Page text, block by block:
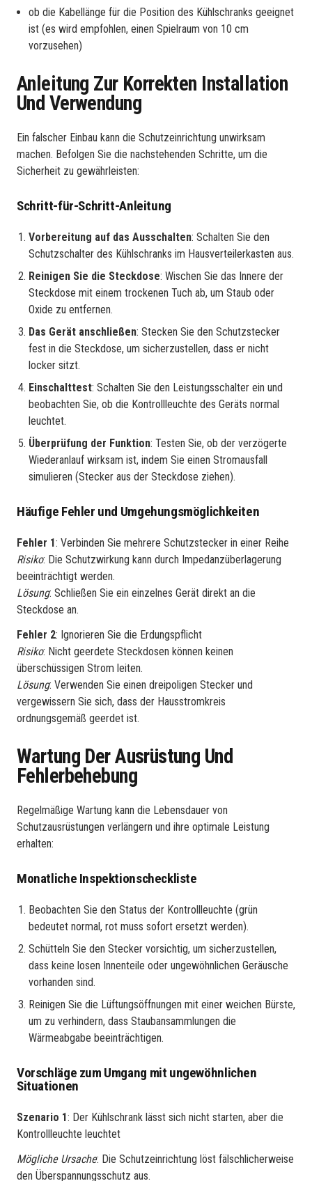
ob die Kabellänge für die Position des Kühlschranks geeignet
ist (es wird empfohlen, einen Spielraum von 10 cm
vorzusehen)
Anleitung Zur Korrekten Installation
Und Verwendung
Ein falscher Einbau kann die Schutzeinrichtung unwirksam
machen. Befolgen Sie die nachstehenden Schritte, um die
Sicherheit zu gewährleisten:
Schritt-für-Schritt-Anleitung
Vorbereitung auf das Ausschalten: Schalten Sie den
Schutzschalter des Kühlschranks im Hausverteilerkasten aus.
Reinigen Sie die Steckdose: Wischen Sie das Innere der
Steckdose mit einem trockenen Tuch ab, um Staub oder
Oxide zu entfernen.
Das Gerät anschließen: Stecken Sie den Schutzstecker
fest in die Steckdose, um sicherzustellen, dass er nicht
locker sitzt.
Einschalttest: Schalten Sie den Leistungsschalter ein und
beobachten Sie, ob die Kontrollleuchte des Geräts normal
leuchtet.
Überprüfung der Funktion: Testen Sie, ob der verzögerte
Wiederanlauf wirksam ist, indem Sie einen Stromausfall
simulieren (Stecker aus der Steckdose ziehen).
Häufige Fehler und Umgehungsmöglichkeiten
Fehler 1: Verbinden Sie mehrere Schutzstecker in einer Reihe
Risiko: Die Schutzwirkung kann durch Impedanzüberlagerung
beeinträchtigt werden.
Lösung: Schließen Sie ein einzelnes Gerät direkt an die
Steckdose an.
Fehler 2: Ignorieren Sie die Erdungspflicht
Risiko: Nicht geerdete Steckdosen können keinen
überschüssigen Strom leiten.
Lösung: Verwenden Sie einen dreipoligen Stecker und
vergewissern Sie sich, dass der Hausstromkreis
ordnungsgemäß geerdet ist.
Wartung Der Ausrüstung Und
Fehlerbehebung
Regelmäßige Wartung kann die Lebensdauer von
Schutzausrüstungen verlängern und ihre optimale Leistung
erhalten:
Monatliche Inspektionscheckliste
Beobachten Sie den Status der Kontrollleuchte (grün
bedeutet normal, rot muss sofort ersetzt werden).
Schütteln Sie den Stecker vorsichtig, um sicherzustellen,
dass keine losen Innenteile oder ungewöhnlichen Geräusche
vorhanden sind.
Reinigen Sie die Lüftungsöffnungen mit einer weichen Bürste,
um zu verhindern, dass Staubansammlungen die
Wärmeabgabe beeinträchtigen.
Vorschläge zum Umgang mit ungewöhnlichen
Situationen
Szenario 1: Der Kühlschrank lässt sich nicht starten, aber die
Kontrollleuchte leuchtet
Mögliche Ursache: Die Schutzeinrichtung löst fälschlicherweise
den Überspannungsschutz aus.